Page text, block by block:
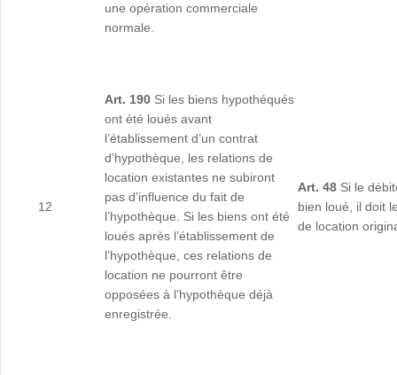
une opération commerciale
normale.
12
Art. 190 Si les biens hypothéqués
ont été loués avant
l’établissement d’un contrat
d’hypothèque, les relations de
location existantes ne subiront
pas d’influence du fait de
l’hypothèque. Si les biens ont été
loués après l’établissement de
l’hypothèque, ces relations de
location ne pourront être
opposées à l’hypothèque déjà
enregistrée.
Art. 48 Si le
bien loué, il doit
de location